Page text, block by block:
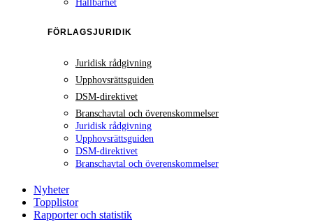
Hållbarhet
FÖRLAGSJURIDIK
Juridisk rådgivning
Upphovsrättsguiden
DSM-direktivet
Branschavtal och överenskommelser
Juridisk rådgivning
Upphovsrättsguiden
DSM-direktivet
Branschavtal och överenskommelser
Nyheter
Topplistor
Rapporter och statistik